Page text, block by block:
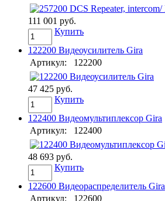
111 001 руб.
Купить
122200 Видеоусилитель Gira
Артикул:
122200
47 425 руб.
Купить
122400 Видеомультиплексор Gira
Артикул:
122400
48 693 руб.
Купить
122600 Видеораспределитель Gira
Артикул:
122600